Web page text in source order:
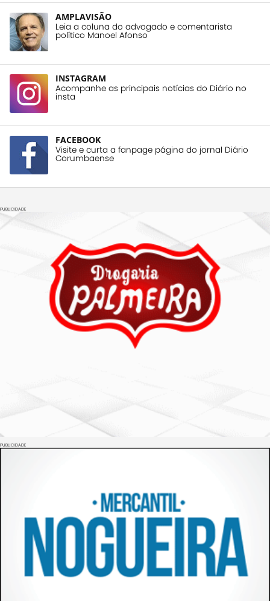
AMPLAVISÃO
Leia a coluna do advogado e comentarista
político Manoel Afonso
INSTAGRAM
Acompanhe as principais notícias do Diário no
insta
FACEBOOK
Visite e curta a fanpage página do jornal Diário
Corumbaense
PUBLICIDADE
PUBLICIDADE